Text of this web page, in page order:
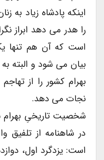
اینکه پادشاه زیاد به
را هدر می دهد ابراز
است که آن هم تنها
بیان می شود و البته
بهرام کشور را از
نجات می دهد.
در شاهنامه از تلفیق
است: یزدگرد اول،